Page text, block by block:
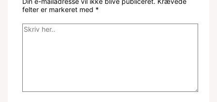
felter er markeret med *